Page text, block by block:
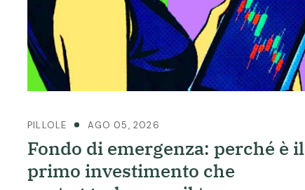
PILLOLE AGO 05, 2026
Fondo di emergenza: perché è il
primo investimento che